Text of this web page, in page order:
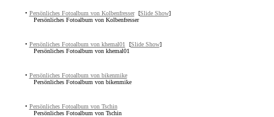
• Persönliches Fotoalbum von Kolbenfresser [Slide Show]
Persönliches Fotoalbum von Kolbenfresser
• Persönliches Fotoalbum von khemal01 [Slide Show]
Persönliches Fotoalbum von khemal01
• Persönliches Fotoalbum von bikenmike
Persönliches Fotoalbum von bikenmike
• Persönliches Fotoalbum von Tschin
Persönliches Fotoalbum von Tschin